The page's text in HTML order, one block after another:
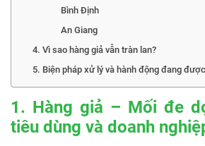
Bình Định
An Giang
4. Vì sao hàng giả vẫn tràn lan?
5. Biện pháp xử lý và hành động đang
1. Hàng giả – Mối đe
tiêu dùng và doanh